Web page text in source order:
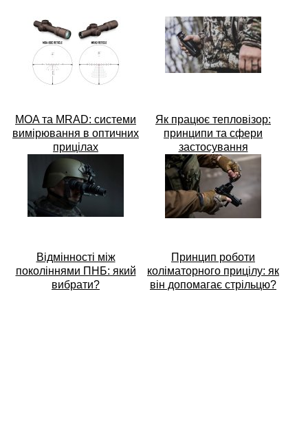
MOA та MRAD: системи
вимірювання в оптичних
прицілах
Як працює тепловізор:
принципи та сфери
застосування
Відмінності між
поколіннями ПНБ: який
вибрати?
Принцип роботи
коліматорного прицілу: як
він допомагає стрільцю?